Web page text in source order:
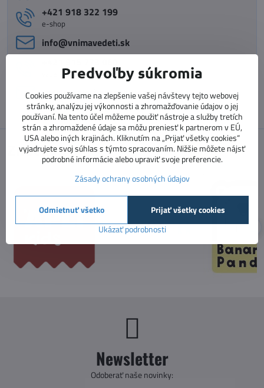
+421 918 322 199
e-shop
info​@vnimavedeti​.sk
vzdelávanie pedagógov
vzdelavanie​@prosolutions​.sk
Značky
Newsletter
Odoberať naše novinky:
Predvoľby súkromia
Cookies používame na zlepšenie vašej návštevy tejto webovej
stránky, analýzu jej výkonnosti a zhromažďovanie údajov o jej
používaní. Na tento účel môžeme použiť nástroje a služby tretích
strán a zhromaždené údaje sa môžu preniesť k partnerom v EÚ,
USA alebo iných krajinách. Kliknutím na „Prijať všetky cookies“
vyjadrujete svoj súhlas s týmto spracovaním. Nižšie môžete nájsť
podrobné informácie alebo upraviť svoje preferencie.
Zásady ochrany osobných údajov
Ukázať podrobnosti
Prijať všetky cookies
Odmietnuť všetko